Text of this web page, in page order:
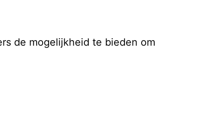
de mogelijkheid te bieden om